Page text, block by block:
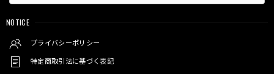
NOTICE
プライバシーポリシー
特定商取引法に基づく表記